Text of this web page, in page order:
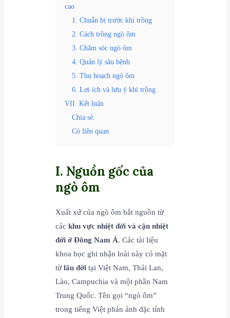
cao
1. Chuẩn bị trước khi trồng
2. Cách trồng ngò ôm
3. Chăm sóc ngò ôm
4. Quản lý sâu bệnh
5. Thu hoạch ngò ôm
6. Lợi ích và lưu ý khi trồng
VII. Kết luận
Chia sẻ:
Có liên quan
I. Nguồn gốc của
ngò ôm
Xuất xứ của ngò ôm bắt nguồn từ
cáckhu vực nhiệt đới và cận nhiệt
đới ở Đông Nam Á. Các tài liệu
khoa học ghi nhận loài này có mặt
từlâu đời tại Việt Nam, Thái Lan,
Lào, Campuchia và một phần Nam
Trung Quốc. Tên gọi “ngò ôm”
trong tiếng Việt phản ánh đặc tính